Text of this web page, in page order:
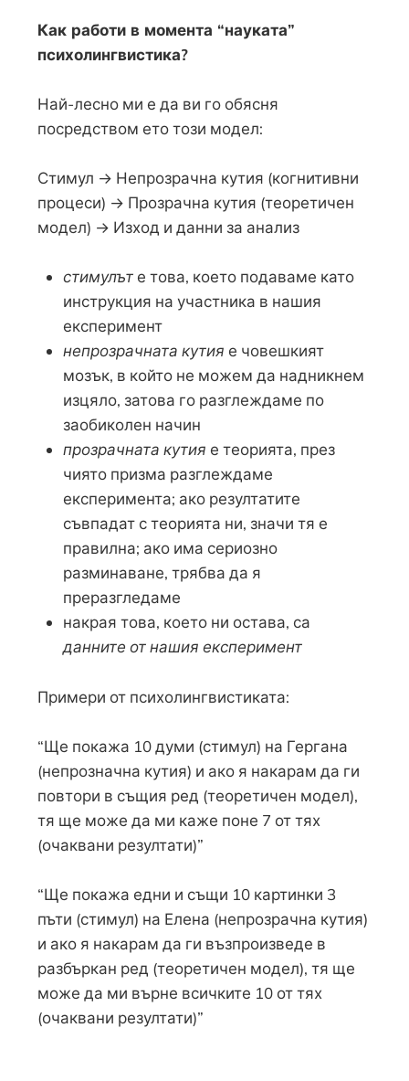
Как работи в момента “науката”
психолингвистика?
Най-лесно ми е да ви го обясня
посредством ето този модел:
Стимул → Непрозрачна кутия (когнитивни
процеси) → Прозрачна кутия (теоретичен
модел) → Изход и данни за анализ
стимулъте това, което подаваме като
инструкция на участника в нашия
експеримент
непрозрачната кутия е човешкият
мозък, в който не можем да надникнем
изцяло, затова го разглеждаме по
заобиколен начин
прозрачната кутия е теорията, през
чиято призма разглеждаме
експеримента; ако резултатите
съвпадат с теорията ни, значи тя е
правилна; ако има сериозно
разминаване, трябва да я
преразгледаме
накрая това, което ни остава, са
данните от нашия експеримент
Примери от психолингвистиката:
“Ще покажа 10 думи (стимул) на Гергана
(непрозначна кутия) и ако я накарам да ги
повтори в същия ред (теоретичен модел),
тя ще може да ми каже поне 7 от тях
(очаквани резултати)”
“Ще покажа едни и същи 10 картинки 3
пъти (стимул) на Елена (непрозрачна кутия)
и ако я накарам да ги възпроизведе в
разбъркан ред (теоретичен модел), тя ще
може да ми върне всичките 10 от тях
(очаквани резултати)”